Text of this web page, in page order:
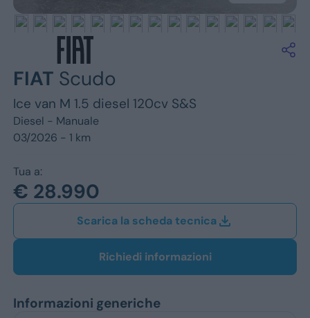
Ford
FIAT Scudo
Ice van M 1.5 diesel 120cv S&S
Diesel - Manuale
03/2026 - 1 km
Tua a:
€ 28.990
Scarica la scheda tecnica
Richiedi informazioni
Informazioni generiche